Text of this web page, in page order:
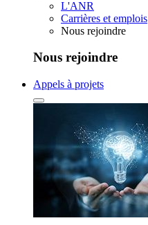
L'ANR
Carrières et emplois
Nous rejoindre
Nous rejoindre
Appels à projets